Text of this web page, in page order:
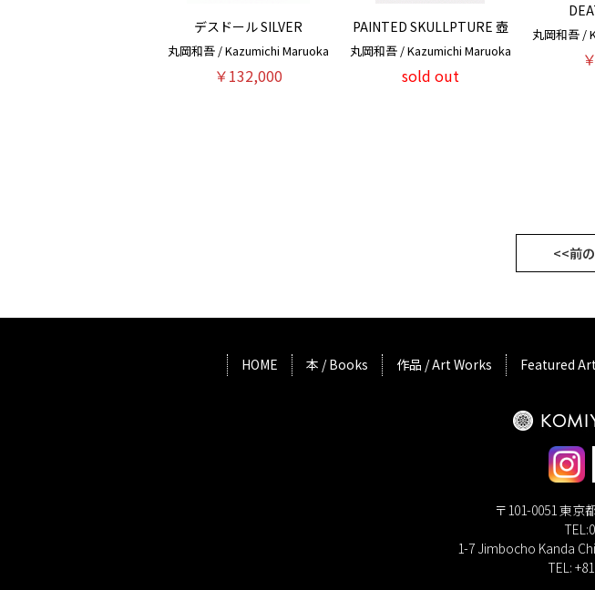
デスドール SILVER
丸岡和吾 / Kazumichi Maruoka
￥132,000
PAINTED SKULLPTURE 壺
丸岡和吾 / Kazumichi Maruoka
sold out
丸岡和吾 /
<<前
HOME 本 / Books 作品 / Art Works Featured
〒101-0051 東京
1-7 Jimbocho Kanda
TEL: